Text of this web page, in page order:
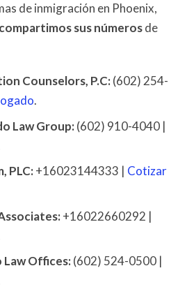
de inmigración en Phoenix,
sus númerosde
Counselors, P.C:(602) 254-
.
Law Group:(602) 910-4040 |
PLC:+16023144333 | Cotizar
+16022660292 |
Law Offices:(602) 524-0500 |